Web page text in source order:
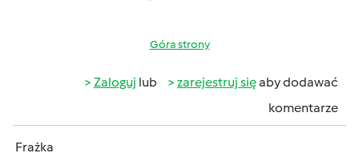
Góra strony
Zaloguj lub zarejestruj sięaby dodawać
komentarze
Frażka